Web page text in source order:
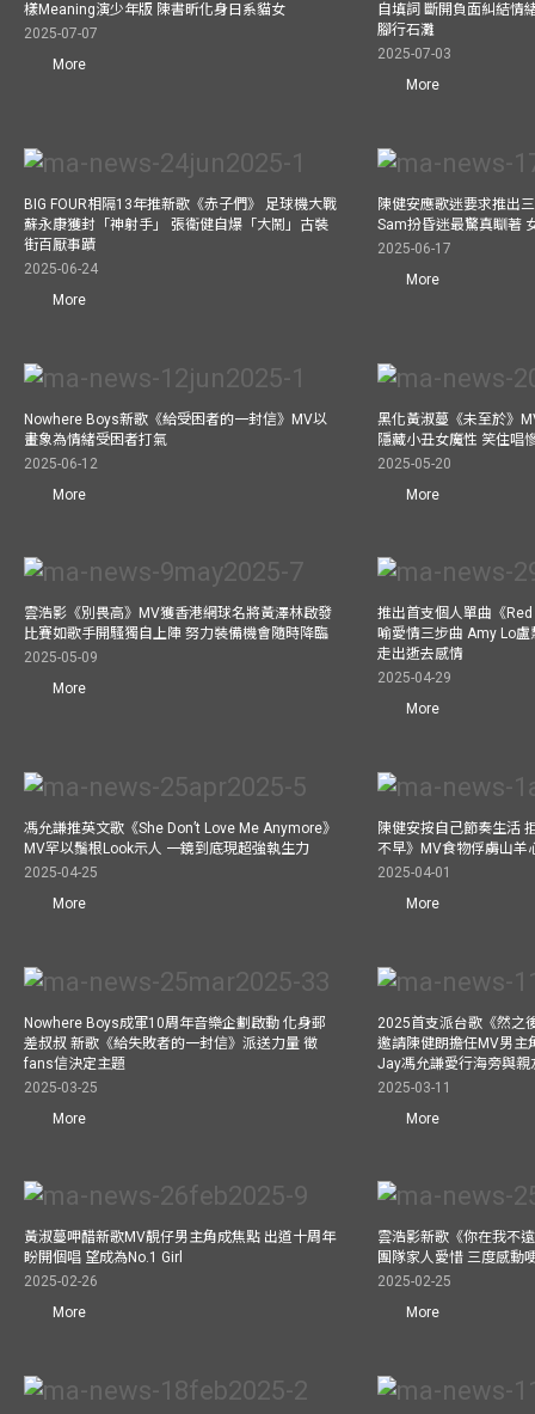
樣Meaning演少年版 陳書昕化身日系貓女
2025-07-07
More
自填詞 斷開負面糾結情
腳行石灘
2025-07-03
More
BIG FOUR相隔13年推新歌《赤子們》 足球機大戰
蘇永康獲封「神射手」 張衞健自爆「大鬧」古裝
街百厭事蹟
2025-06-24
More
陳健安應歌迷要求推出
Sam扮昏迷最驚真瞓著
2025-06-17
More
Nowhere Boys新歌《給受困者的一封信》MV以
畫象為情緒受困者打氣
2025-06-12
More
黑化黃淑蔓《未至於》
隱藏小丑女魔性 笑住唱
2025-05-20
More
雲浩影《別畏高》MV獲香港網球名將黃澤林啟發
比賽如歌手開騷獨自上陣 努力裝備機會隨時降臨
2025-05-09
More
推出首支個人單曲《
喻愛情三步曲 Amy Lo
走出逝去感情
2025-04-29
More
馮允謙推英文歌《She Don’t Love Me Anymore》
MV罕以鬚根Look示人 一鏡到底現超強執生力
2025-04-25
More
陳健安按自己節奏生活
不早》MV食物俘虜山羊
2025-04-01
More
Nowhere Boys成軍10周年音樂企劃啟動 化身郵
差叔叔 新歌《給失敗者的一封信》派送力量 徵
fans信決定主題
2025-03-25
More
2025首支派台歌《然之
邀請陳健朗擔任MV男主
Jay馮允謙愛行海旁與
2025-03-11
More
黃淑蔓呷醋新歌MV靚仔男主角成焦點 出道十周年
盼開個唱 望成為No.1 Girl
2025-02-26
More
雲浩影新歌《你在我不
團隊家人愛惜 三度感動
2025-02-25
More